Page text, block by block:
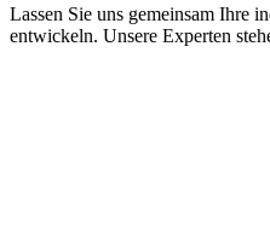
Lassen Sie uns gemeinsam Ihre
entwickeln. Unsere Experten